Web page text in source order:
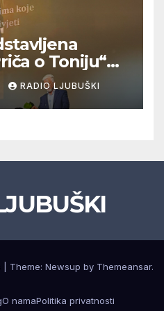
o Toniju“
Hercega
RADIO LJUBUŠKI
Theme: Newsup by Themeansar.
O namaPolitika privatnosti